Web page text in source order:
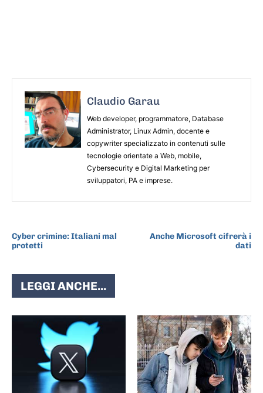
Claudio Garau
Web developer, programmatore, Database
Administrator, Linux Admin, docente e
copywriter specializzato in contenuti sulle
tecnologie orientate a Web, mobile,
Cybersecurity e Digital Marketing per
sviluppatori, PA e imprese.
Cyber crimine: Italiani mal
protetti
Anche Microsoft cifrerà i
dati
LEGGI ANCHE...